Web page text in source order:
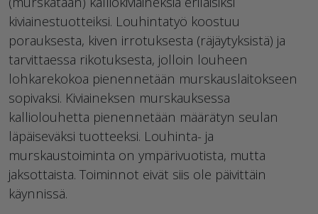
kiviainestuotteiksi. Louhintatyö koostuu
porauksesta, kiven irrotuksesta (räjäytyksistä) ja
tarvittaessa rikotuksesta, jolloin louheen
lohkarekokoa pienennetään murskauslaitokseen
sopivaksi. Kiviaineksen murskauksessa
kalliolouhetta pienennetään määrätyn seulan
läpäiseväksi tuotteeksi. Louhinta- ja
murskaustoiminta on ympärivuotista, mutta
jaksottaista. Toiminnot eivät siis ole päivittäin
käynnissä.